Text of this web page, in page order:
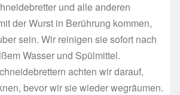
und alle anderen
der Wurst in Berührung kommen,
sein. Wir reinigen sie sofort nach
Wasser und Spülmittel.
achten wir darauf,
bevor wir sie wieder wegräumen.